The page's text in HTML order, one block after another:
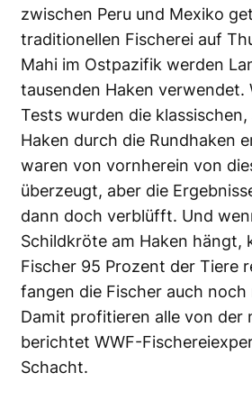
zwischen Peru und Mexiko
traditionellen Fischerei auf
Mahi im Ostpazifik werden
tausenden Haken verwendet.
Tests wurden die
Haken durch die Rundhaken
waren von vornherein von
überzeugt, aber die
dann doch verblüfft. Und
Schildkröte am Haken hängt,
Fischer 95 Prozent der Tiere
fangen die Fischer auch noch
Damit profitieren alle von der
berichtet WWF-
Schacht.